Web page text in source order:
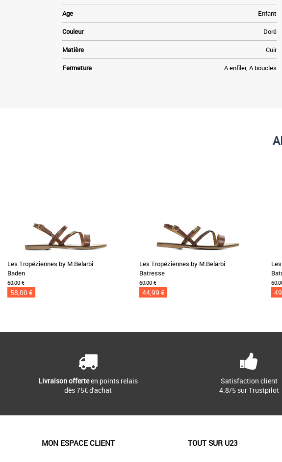
Age Enfant
Couleur Doré
Matière Cuir
Fermeture A enfiler, A boucles
Les Tropéziennes by M.Belarbi
Baden
60,00 €
58,00 €
Les Tropéziennes by M.Belarbi
Batresse
60,00 €
44,99 €
Livraison offerteen points relais
dès 75€ d'achat
Satisfaction client
4.8/5 sur Trustpilot
MON ESPACE CLIENT TOUT SUR U23